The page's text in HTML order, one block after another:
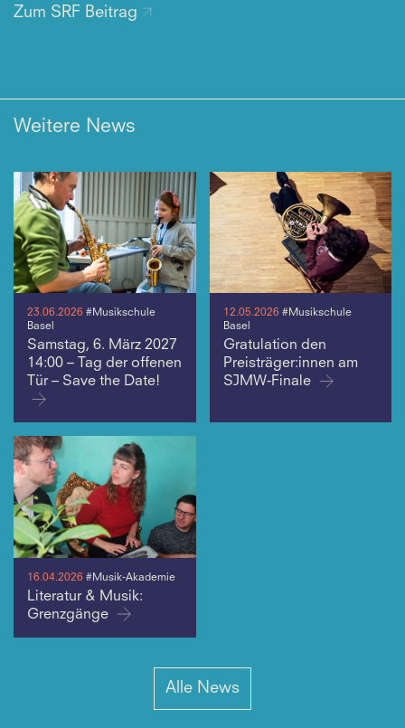
Zum SRF Beitrag
Weitere News
23.06.2026 #Musikschule
Basel
Samstag, 6. März 2027
14:00 – Tag der offenen
Tür – Save the Date!
12.05.2026 #Musikschule
Basel
Gratulation den
Preisträger:innen am
SJMW-Finale
16.04.2026 #Musik-Akademie
Literatur & Musik:
Grenzgänge
Alle News